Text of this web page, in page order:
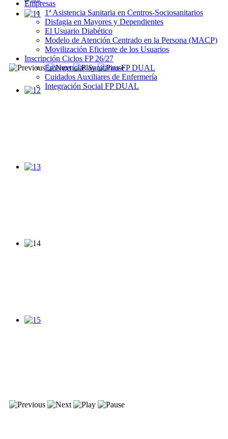
Empresas
1ª Asistencia Sanitaria en Centros-Sociosanitarios
Disfagia en Mayores y Dependientes
El Usuario Diabético
Modelo de Atención Centrado en la Persona (MACP)
Movilización Eficiente de los Usuarios
Inscripción Ciclos FP 26/27
Emergencias Sanitarias FP DUAL
Cuidados Auxiliares de Enfermería
Integración Social FP DUAL